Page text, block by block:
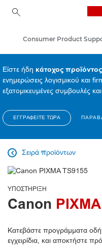
Consumer Product
Είστε ήδη κάτοχος
ενημερώσεις λογισμικού και
εξατομικευμένες συμβουλές
ΕΓΓΡΑΦΕΊΤΕ ΤΏΡΑ
Σειρά προϊόντων

ΥΠΟΣΤΉΡΙΞΗ
Canon
Κατεβάστε προγράμματα
εγχειρίδια, και αποκτήστε